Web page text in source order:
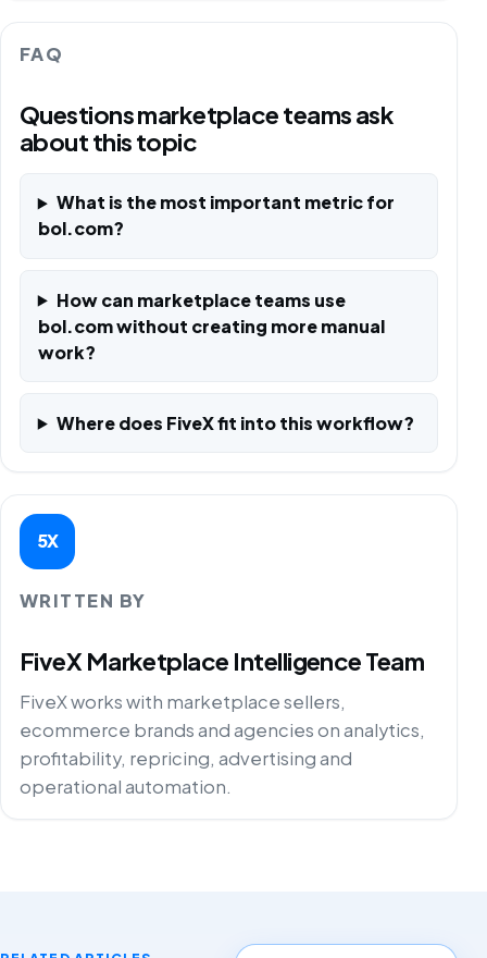
FAQ
Questions marketplace teams ask
about this topic
What is the most important metric for
bol.com?
How can marketplace teams use
bol.com without creating more manual
work?
Where does FiveX fit into this workflow?
5X
WRITTEN BY
FiveX Marketplace Intelligence Team
FiveX works with marketplace sellers,
ecommerce brands and agencies on analytics,
profitability, repricing, advertising and
operational automation.